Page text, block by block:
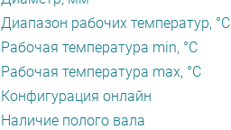
Диапазон рабочих температур, °С
Рабочая температура min, °С
Рабочая температура max, °С
Конфигурация онлайн
Наличие полого вала